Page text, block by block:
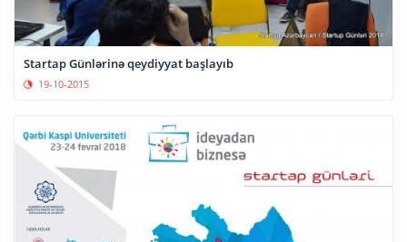
Startap Günlərinə qeydiyyat başlayıb
19-10-2015